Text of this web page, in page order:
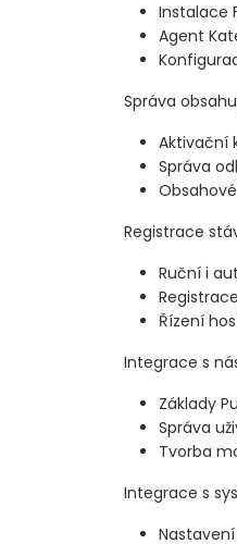
Instalace
Agent
Správa
Aktivační
Správa
Registrace
Ruční i
Řízení
Integrace s
Základy
Správa
Tvorba
Integrace s